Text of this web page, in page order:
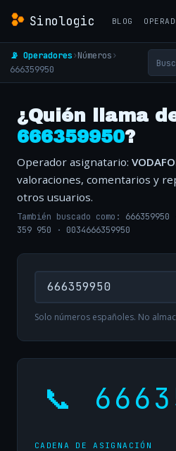
Sinologic BLOG
📡 Operadores›Números›
666359950
¿Quién llama
666359950?
Operador asignatario:
valoraciones, comentarios y
otros usuarios.
También buscado como: 666359950
359 950 · 0034666359950
Solo números españoles. No
📞
CADENA DE ASIGNACIÓN